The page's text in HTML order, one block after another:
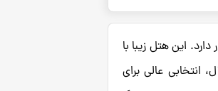
قرار دارد. این هتل زیبا با
انتخابی عالی برای